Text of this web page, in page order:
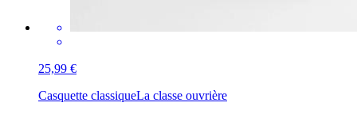
25,99 €
Casquette classiqueLa classe ouvrière